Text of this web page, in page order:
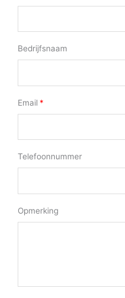
Bedrijfsnaam
Email
Telefoonnummer
Opmerking